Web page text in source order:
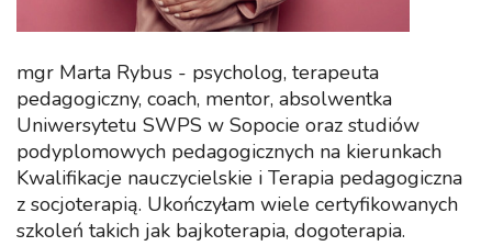
mgr Marta Rybus - psycholog, terapeuta
pedagogiczny, coach, mentor, absolwentka
Uniwersytetu SWPS w Sopocie oraz studiów
podyplomowych pedagogicznych na kierunkach
Kwalifikacje nauczycielskie i Terapia pedagogiczna
z socjoterapią. Ukończyłam wiele certyfikowanych
szkoleń takich jak bajkoterapia, dogoterapia.